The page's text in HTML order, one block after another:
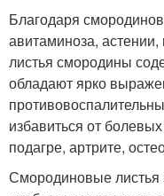
Благодаря
авитаминоза,
листья смородины
обладают ярко
избавиться от
подагре, артрите,
Смородиновые